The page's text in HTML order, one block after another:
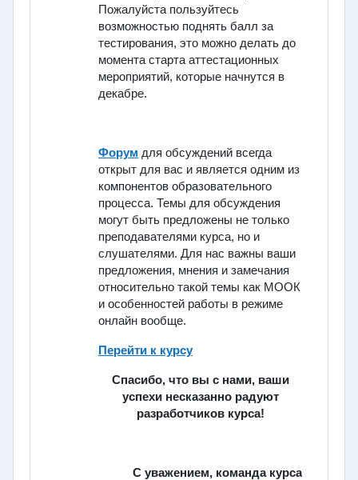
Пожалуйста пользуйтесь
возможностью поднять балл за
тестирования, это можно делать до
момента старта аттестационных
мероприятий, которые начнутся в
декабре.
Форум для обсуждений всегда
открыт для вас и является одним из
компонентов образовательного
процесса. Темы для обсуждения
могут быть предложены не только
преподавателями курса, но и
слушателями. Для нас важны ваши
предложения, мнения и замечания
относительно такой темы как МООК
и особенностей работы в режиме
онлайн вообще.
Перейти к курсу
Спасибо, что вы с нами, ваши
успехи несказанно радуют
разработчиков курса!
С уважением, команда курса